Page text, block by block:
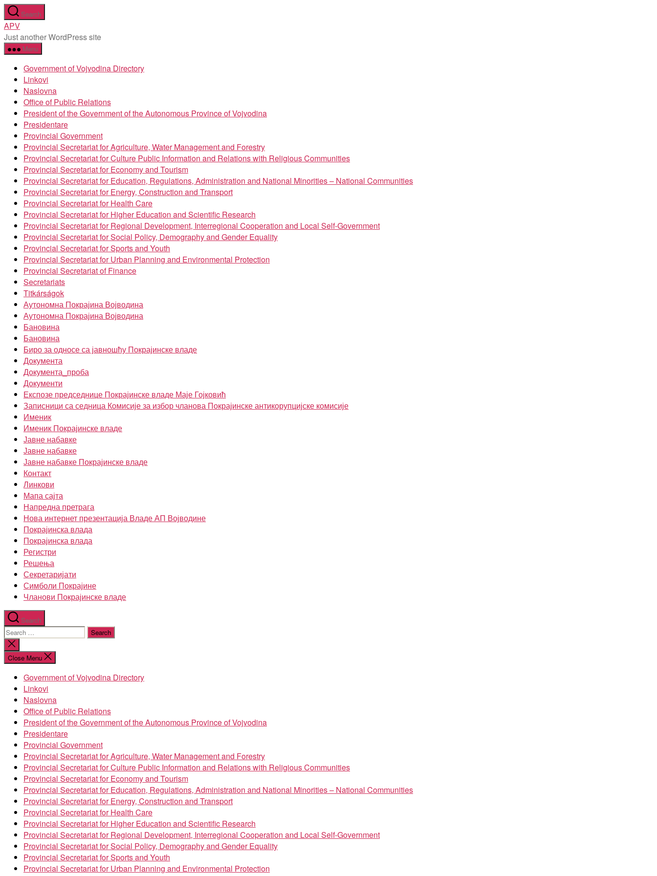
Skip
to
the
content
Search
APV
Just another WordPress site
Menu
Government of Vojvodina Directory
Linkovi
Naslovna
Office of Public Relations
President of the Government of the Autonomous Province of Vojvodina
Presidentare
Provincial Government
Provincial Secretariat for Agriculture, Water Management and Forestry
Provincial Secretariat for Culture Public Information and Relations with Religious Communities
Provincial Secretariat for Economy and Tourism
Provincial Secretariat for Education, Regulations, Administration and National Minorities – National Communities
Provincial Secretariat for Energy, Construction and Transport
Provincial Secretariat for Health Care
Provincial Secretariat for Higher Education and Scientific Research
Provincial Secretariat for Regional Development, Interregional Cooperation and Local Self-Government
Provincial Secretariat for Social Policy, Demography and Gender Equality
Provincial Secretariat for Sports and Youth
Provincial Secretariat for Urban Planning and Environmental Protection
Provincial Secretariat of Finance
Secretariats
Titkárságok
Аутономна Покрајина Војводина
Аутономна Покрајина Војводина
Бановина
Бановина
Биро за односе са јавношћу Покрајинске владе
Документа
Документа_проба
Документи
Експозе председнице Покрајинске владе Маје Гојковић
Записници са седница Комисије за избор чланова Покрајинске антикорупцијске комисије
Именик
Именик Покрајинске владе
Јавне набавке
Јавне набавке
Јавне набавке Покрајинске владе
Контакт
Линкови
Мапа сајта
Напредна претрага
Нова интернет презентација Владе АП Војводине
Покрајинска влада
Покрајинска влада
Регистри
Решења
Секретаријати
Симболи Покрајине
Чланови Покрајинске владе
Search
Search
for:
Close
search
Close Menu
Government of Vojvodina Directory
Linkovi
Naslovna
Office of Public Relations
President of the Government of the Autonomous Province of Vojvodina
Presidentare
Provincial Government
Provincial Secretariat for Agriculture, Water Management and Forestry
Provincial Secretariat for Culture Public Information and Relations with Religious Communities
Provincial Secretariat for Economy and Tourism
Provincial Secretariat for Education, Regulations, Administration and National Minorities – National Communities
Provincial Secretariat for Energy, Construction and Transport
Provincial Secretariat for Health Care
Provincial Secretariat for Higher Education and Scientific Research
Provincial Secretariat for Regional Development, Interregional Cooperation and Local Self-Government
Provincial Secretariat for Social Policy, Demography and Gender Equality
Provincial Secretariat for Sports and Youth
Provincial Secretariat for Urban Planning and Environmental Protection